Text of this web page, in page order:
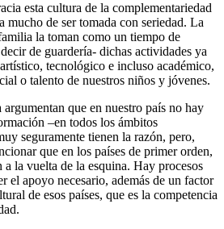
esta cultura de la complementariedad
mucho de ser tomada con seriedad. La
la toman como un tiempo de
de guardería- dichas actividades ya
tecnológico e incluso académico,
o talento de nuestros niños y jóvenes.
que en nuestro país no hay
–en todos los ámbitos
seguramente tienen la razón, pero,
que en los países de primer orden,
a la vuelta de la esquina. Hay procesos
el apoyo necesario, además de un factor
de esos países, que es la competencia